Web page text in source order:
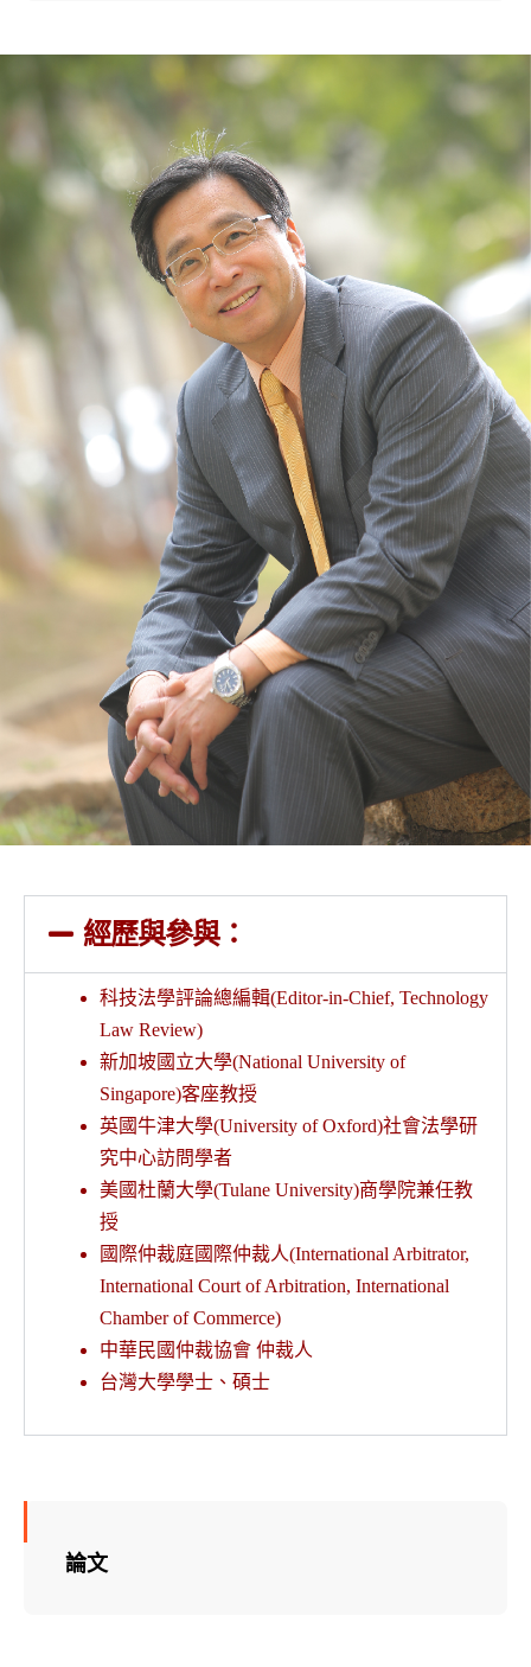
經歷與參與：
科技法學評論總編輯(Editor-in-Chief, Technology
Law Review)
新加坡國立大學(National University of
Singapore)客座教授
英國牛津大學(University of Oxford)社會法學研
究中心訪問學者
美國杜蘭大學(Tulane University)商學院兼任教
授
國際仲裁庭國際仲裁人(International Arbitrator,
International Court of Arbitration, International
Chamber of Commerce)
中華民國仲裁協會 仲裁人
台灣大學學士、碩士
論文